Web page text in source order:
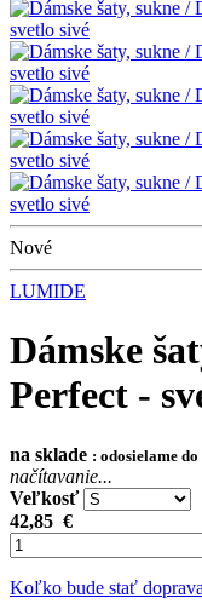
Nové
LUMIDE
Dámske
Perfect -
na sklade : odosielame do
načítavanie...
Veľkosť
42,85 €
Koľko bude stať